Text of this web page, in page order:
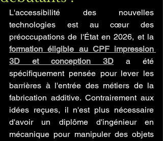
L'accessibilité des nouvelles
technologies est au cœur des
formation éligible au CPF impression
3D et conception 3D a été
spécifiquement pensée pour lever les
barrières à l'entrée des métiers de la
fabrication additive. Contrairement aux
idées reçues, il n'est plus nécessaire
d'avoir un diplôme d'ingénieur en
mécanique pour manipuler des objets